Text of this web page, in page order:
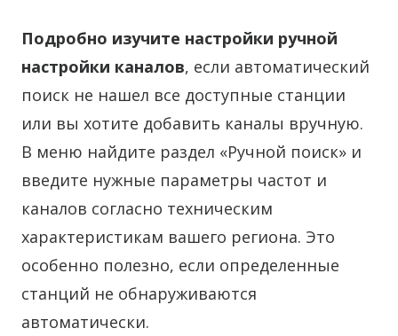
Подробно изучите настройки ручной
настройки каналов, если автоматический
поиск не нашел все доступные станции
или вы хотите добавить каналы вручную.
В меню найдите раздел «Ручной поиск» и
введите нужные параметры частот и
каналов согласно техническим
характеристикам вашего региона. Это
особенно полезно, если определенные
станций не обнаруживаются
автоматически.